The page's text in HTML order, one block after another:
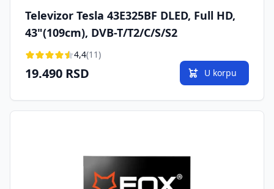
Televizor Tesla 43E325BF DLED, Full HD,
43"(109cm), DVB-T/T2/C/S/S2
4,4(11)
19.490 RSD U korpu